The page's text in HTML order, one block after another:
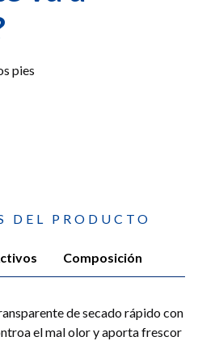
pies
DEL PRODUCTO
Composición
de secado rápido con
el mal olor y aporta frescor